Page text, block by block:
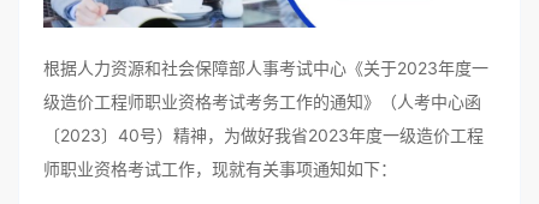
根据人力资源和社会保障部人事考试中心《关于2023年度一
级造价工程师职业资格考试考务工作的通知》（人考中心函
〔2023〕40号）精神，为做好我省2023年度一级造价工程
师职业资格考试工作，现就有关事项通知如下：